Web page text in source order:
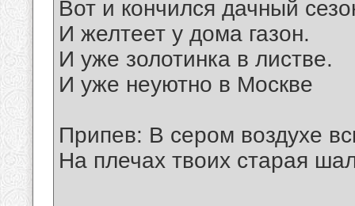
Вот и кончился дачный
И желтеет у дома газон.
И уже золотинка в листве.
И уже неуютно в Москве
Припев: В сером воздухе
На плечах твоих старая